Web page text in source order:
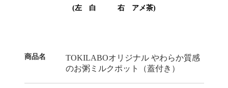
(左 白 右 アメ茶)
商品名
TOKILABOオリジナル やわらか質感
のお粥ミルクポット（蓋付き）